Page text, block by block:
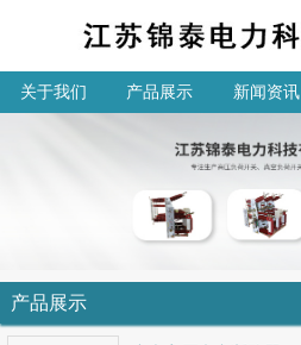
关于我们 产品展示 新闻资讯
产品展示